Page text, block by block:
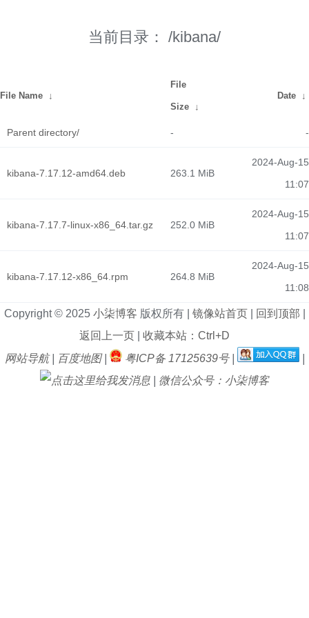
当前目录： /kibana/
File Name ↓
File
Size ↓
Date ↓
Parent directory/ - -
kibana-7.17.12-amd64.deb 263.1 MiB
2024-Aug-15
11:07
kibana-7.17.7-linux-x86_64.tar.gz 252.0 MiB
2024-Aug-15
11:07
kibana-7.17.12-x86_64.rpm 264.8 MiB
2024-Aug-15
11:08
Copyright © 2025 小柒博客 版权所有 | 镜像站首页| 回到顶部
返回上一页
收藏本站：Ctrl+D
网站导航| 百度地图| 粤ICP备 17125639号
|
微信公众号：小柒博客